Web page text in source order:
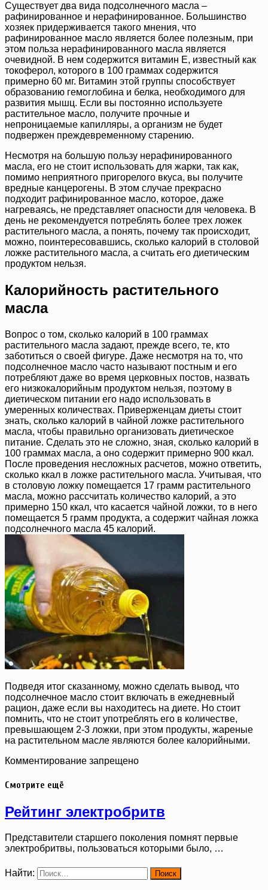
Существует два вида подсолнечного масла –
рафинированное и нерафинированное. Большинство
хозяек придерживается такого мнения, что
рафинированное масло является более полезным, при
этом польза нерафинированного масла является
очевидной. В нем содержится витамин E, известный как
токоферол, которого в 100 граммах содержится
примерно 60 мг. Витамин этой группы способствует
образованию гемоглобина и белка, необходимого для
развития мышц. Если вы постоянно используете
растительное масло, получите прочные и
непроницаемые капилляры, а организм не будет
подвержен преждевременному старению.
Несмотря на большую пользу нерафинированного
масла, его не стоит использовать для жарки, так как,
помимо неприятного пригорелого вкуса, вы получите
вредные канцерогены. В этом случае прекрасно
подходит рафинированное масло, которое, даже
нагреваясь, не представляет опасности для человека. В
день не рекомендуется потреблять более трех ложек
растительного масла, а понять, почему так происходит,
можно, поинтересовавшись, сколько калорий в столовой
ложке растительного масла, а считать его диетическим
продуктом нельзя.
Калорийность растительного
масла
Вопрос о том, сколько калорий в 100 граммах
растительного масла задают, прежде всего, те, кто
заботиться о своей фигуре. Даже несмотря на то, что
подсолнечное масло часто называют постным и его
потребляют даже во время церковных постов, назвать
его низкокалорийным продуктом нельзя, поэтому в
диетическом питании его надо использовать в
умеренных количествах. Приверженцам диеты стоит
знать, сколько калорий в чайной ложке растительного
масла, чтобы правильно организовать диетическое
питание. Сделать это не сложно, зная, сколько калорий в
100 граммах масла, а оно содержит примерно 900 ккал.
После проведения несложных расчетов, можно ответить,
сколько ккал в ложке растительного масла. Учитывая, что
в столовую ложку помещается 17 грамм растительного
масла, можно рассчитать количество калорий, а это
примерно 150 ккал, что касается чайной ложки, то в него
помещается 5 грамм продукта, а содержит чайная ложка
подсолнечного масла 45 калорий.
Подведя итог сказанному, можно сделать вывод, что
подсолнечное масло стоит включать в ежедневный
рацион, даже если вы находитесь на диете. Но стоит
помнить, что не стоит употреблять его в количестве,
превышающем 2-3 ложки, при этом продукты, жареные
на растительном масле являются более калорийными.
Комментирование запрещено
Смотрите ещё
Рейтинг электробритв
Представители старшего поколения помнят первые
электробритвы, пользоваться которыми было, …
Найти: